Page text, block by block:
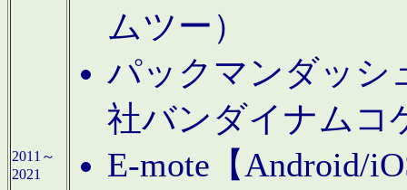
2011～
2021
ムツー）
パックマンダッシ
社バンダイナムコ
E-mote【Android/